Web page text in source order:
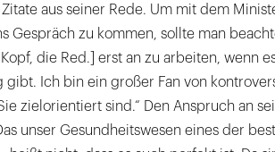
aus seiner Rede. Um mit dem
Gespräch zu kommen, sollte man
die Red.] erst an zu arbeiten, wenn
gibt. Ich bin ein großer Fan von
zielorientiert sind.“ Den Anspruch an
unser Gesundheitswesen eines der